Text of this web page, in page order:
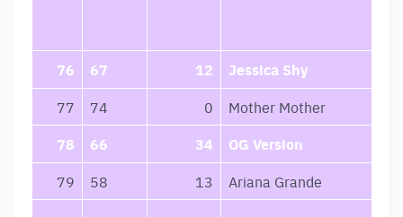
76 67 12 Jessica Shy
77 74 0 Mother Mother
78 66 34 OG Version
79 58 13 Ariana Grande